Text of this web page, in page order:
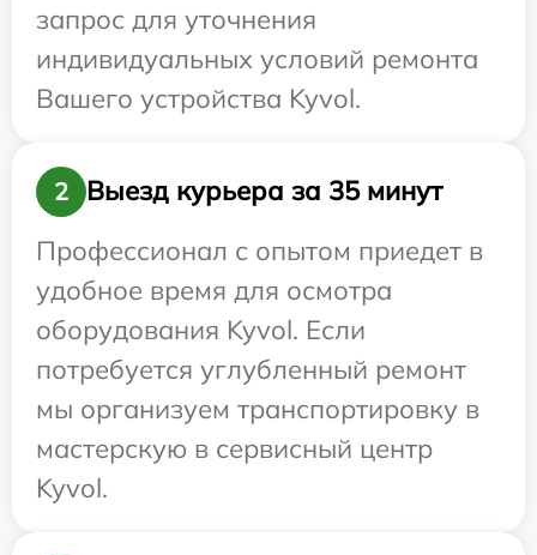
запрос для уточнения
индивидуальных условий ремонта
Вашего устройства Kyvol.
2
Выезд курьера за 35 минут
Профессионал с опытом приедет в
удобное время для осмотра
оборудования Kyvol. Если
потребуется углубленный ремонт
мы организуем транспортировку в
мастерскую в сервисный центр
Kyvol.